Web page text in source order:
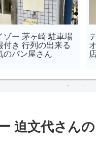
ゾー 茅ヶ崎 駐車場
付き 行列の出来る
のパン屋さん
迫文代さん